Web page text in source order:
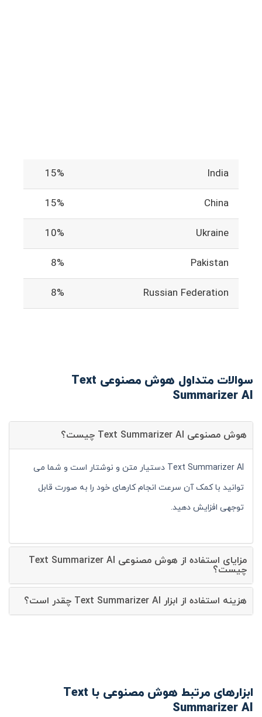
India
15%
China
15%
Ukraine
10%
Pakistan
8%
Russian Federation
8%
سوالات متداول هوش مصنوعی Text
Summarizer AI
هوش مصنوعی Text Summarizer AI چیست؟
Text Summarizer AI دستیار متن و نوشتار است و شما می
توانید با کمک آن سرعت انجام کارهای خود را به صورت قابل
توجهی افزایش دهید.
مزایای استفاده از هوش مصنوعی Text Summarizer AI
چیست؟
هزینه استفاده از ابزار Text Summarizer AI چقدر است؟
ابزارهای مرتبط هوش مصنوعی با Text
Summarizer AI